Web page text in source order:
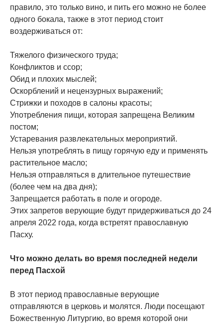
правило, это только вино, и пить его можно не более
одного бокала, также в этот период стоит
воздерживаться от:
Тяжелого физического труда;
Конфликтов и ссор;
Обид и плохих мыслей;
Оскорблений и нецензурных выражений;
Стрижки и походов в салоны красоты;
Употребления пищи, которая запрещена Великим
постом;
Устаревания развлекательных мероприятий.
Нельзя употреблять в пищу горячую еду и применять
растительное масло;
Нельзя отправляться в длительное путешествие
(более чем на два дня);
Запрещается работать в поле и огороде.
Этих запретов верующие будут придерживаться до 24
апреля 2022 года, когда встретят православную
Пасху.
Что можно делать во время последней недели
перед Пасхой
В этот период православные верующие
отправляются в церковь и молятся. Люди посещают
Божественную Литургию, во время которой они